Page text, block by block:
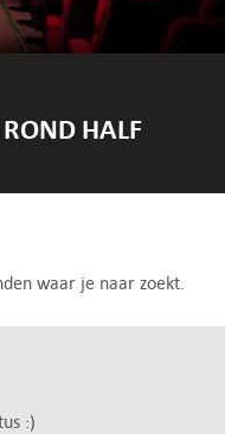
HALF
waar je naar zoekt.
:)